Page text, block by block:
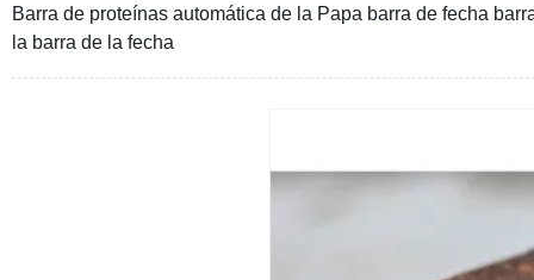
Barra de proteínas automática de la Papa barra de fecha
la barra de la fecha